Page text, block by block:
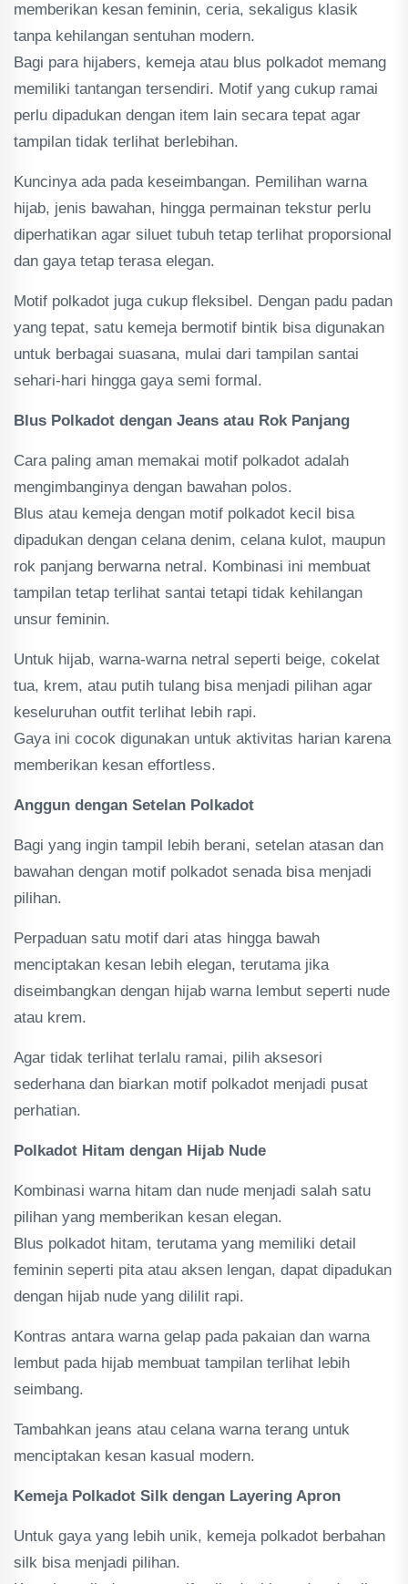
memberikan kesan feminin, ceria, sekaligus klasik
tanpa kehilangan sentuhan modern.
Bagi para hijabers, kemeja atau blus polkadot memang
memiliki tantangan tersendiri. Motif yang cukup ramai
perlu dipadukan dengan item lain secara tepat agar
tampilan tidak terlihat berlebihan.
Kuncinya ada pada keseimbangan. Pemilihan warna
hijab, jenis bawahan, hingga permainan tekstur perlu
diperhatikan agar siluet tubuh tetap terlihat proporsional
dan gaya tetap terasa elegan.
Motif polkadot juga cukup fleksibel. Dengan padu padan
yang tepat, satu kemeja bermotif bintik bisa digunakan
untuk berbagai suasana, mulai dari tampilan santai
sehari-hari hingga gaya semi formal.
Blus Polkadot dengan Jeans atau Rok Panjang
Cara paling aman memakai motif polkadot adalah
mengimbanginya dengan bawahan polos.
Blus atau kemeja dengan motif polkadot kecil bisa
dipadukan dengan celana denim, celana kulot, maupun
rok panjang berwarna netral. Kombinasi ini membuat
tampilan tetap terlihat santai tetapi tidak kehilangan
unsur feminin.
Untuk hijab, warna-warna netral seperti beige, cokelat
tua, krem, atau putih tulang bisa menjadi pilihan agar
keseluruhan outfit terlihat lebih rapi.
Gaya ini cocok digunakan untuk aktivitas harian karena
memberikan kesan effortless.
Anggun dengan Setelan Polkadot
Bagi yang ingin tampil lebih berani, setelan atasan dan
bawahan dengan motif polkadot senada bisa menjadi
pilihan.
Perpaduan satu motif dari atas hingga bawah
menciptakan kesan lebih elegan, terutama jika
diseimbangkan dengan hijab warna lembut seperti nude
atau krem.
Agar tidak terlihat terlalu ramai, pilih aksesori
sederhana dan biarkan motif polkadot menjadi pusat
perhatian.
Polkadot Hitam dengan Hijab Nude
Kombinasi warna hitam dan nude menjadi salah satu
pilihan yang memberikan kesan elegan.
Blus polkadot hitam, terutama yang memiliki detail
feminin seperti pita atau aksen lengan, dapat dipadukan
dengan hijab nude yang dililit rapi.
Kontras antara warna gelap pada pakaian dan warna
lembut pada hijab membuat tampilan terlihat lebih
seimbang.
Tambahkan jeans atau celana warna terang untuk
menciptakan kesan kasual modern.
Kemeja Polkadot Silk dengan Layering Apron
Untuk gaya yang lebih unik, kemeja polkadot berbahan
silk bisa menjadi pilihan.